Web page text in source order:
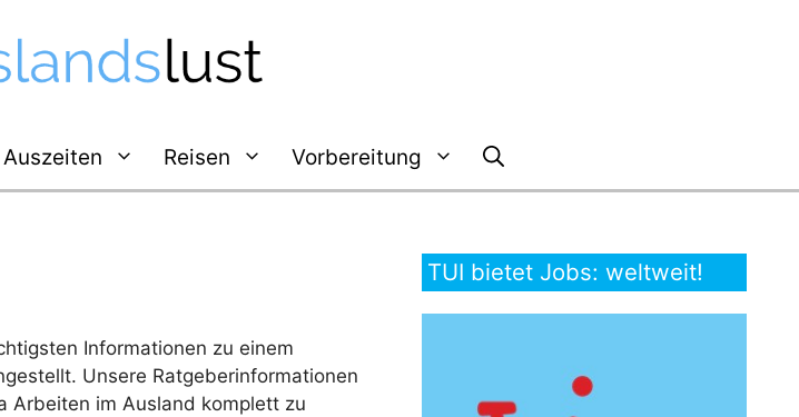
Auszeiten Reisen Vorbereitung
Informationen zu einem
Unsere Ratgeberinformationen
Arbeiten im Ausland komplett zu
TUI bietet Jobs: weltweit!